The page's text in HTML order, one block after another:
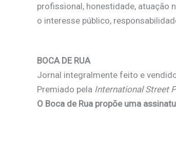
profissional, honestidade, atuação
o interesse público,
BOCA DE RUA
Jornal integralmente feito e
Premiado pela International Street
O Boca de Rua propõe uma